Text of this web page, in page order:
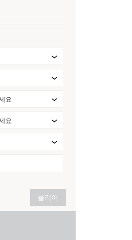
요
요
클리어